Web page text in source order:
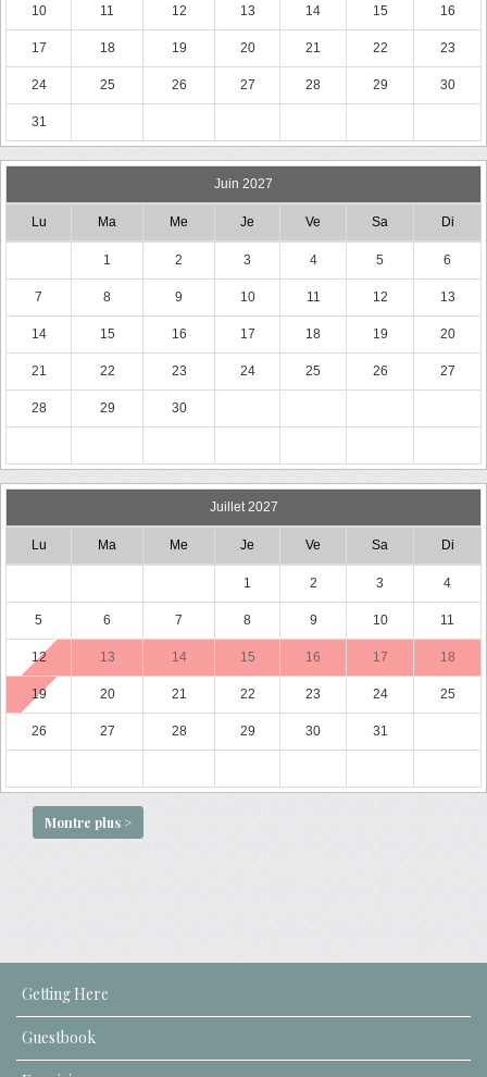
10 11 12 13 14 15 16
17 18 19 20 21 22 23
24 25 26 27 28 29 30
31
Juin 2027
Lu Ma Me Je Ve Sa Di
1 2 3 4 5 6
7 8 9 10 11 12 13
14 15 16 17 18 19 20
21 22 23 24 25 26 27
28 29 30
Juillet 2027
Lu Ma Me Je Ve Sa Di
1 2 3 4
5 6 7 8 9 10 11
12 13 14 15 16 17 18
19 20 21 22 23 24 25
26 27 28 29 30 31
Montre plus >
Getting Here
Guestbook